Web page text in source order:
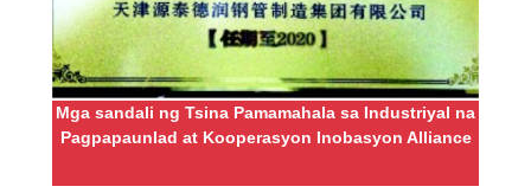
Mga sandali ng Tsina Pamamahala sa Industriyal na
Pagpapaunlad at Kooperasyon Inobasyon Alliance